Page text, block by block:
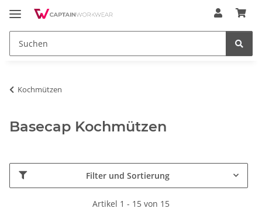
Kochmützen
Basecap Kochmützen
Filter und Sortierung
Artikel 1 - 15 von 15